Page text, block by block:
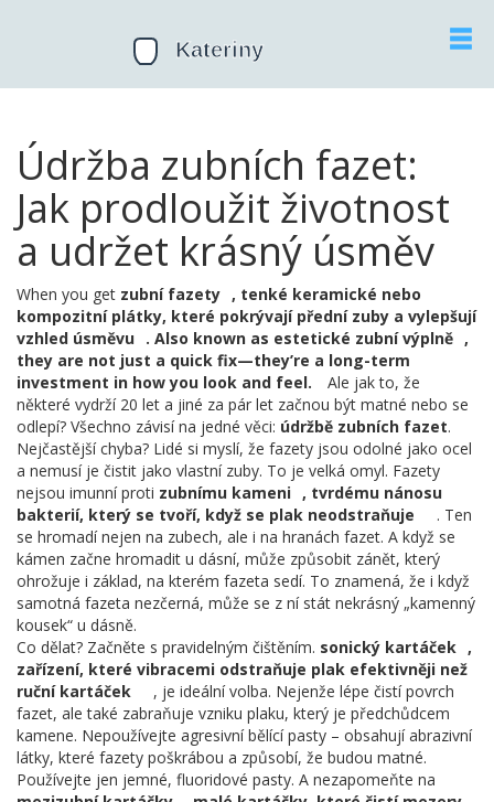
Údržba zubních fazet:
Jak prodloužit životnost
a udržet krásný úsměv
When you get zubní fazety , tenké keramické nebo
kompozitní plátky, které pokrývají přední zuby a vylepšují
vzhled úsměvu . Also known as estetické zubní výplně ,
they are not just a quick fix—they’re a long-term
investment in how you look and feel.
Ale jak to, že
některé vydrží 20 let a jiné za pár let začnou být matné nebo se
odlepí? Všechno závisí na jedné věci: údržbě zubních fazet.
Nejčastější chyba? Lidé si myslí, že fazety jsou odolné jako ocel
a nemusí je čistit jako vlastní zuby. To je velká omyl. Fazety
nejsou imunní proti zubnímu kameni , tvrdému nánosu
bakterií, který se tvoří, když se plak neodstraňuje
. Ten
se hromadí nejen na zubech, ale i na hranách fazet. A když se
kámen začne hromadit u dásní, může způsobit zánět, který
ohrožuje i základ, na kterém fazeta sedí. To znamená, že i když
samotná fazeta nezčerná, může se z ní stát nekrásný „kamenný
kousek“ u dásně.
Co dělat? Začněte s pravidelným čištěním. sonický kartáček ,
zařízení, které vibracemi odstraňuje plak efektivněji než
ruční kartáček
, je ideální volba. Nejenže lépe čistí povrch
fazet, ale také zabraňuje vzniku plaku, který je předchůdcem
kamene. Nepoužívejte agresivní bělící pasty – obsahují abrazivní
látky, které fazety poškrábou a způsobí, že budou matné.
Používejte jen jemné, fluoridové pasty. A nezapomeňte na